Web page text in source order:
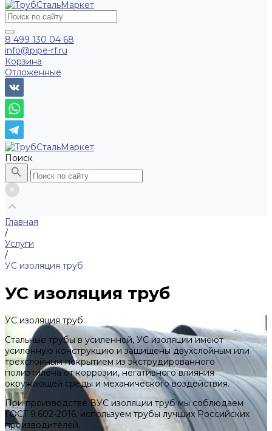
8 499 130 04 68
info@pipe-rf.ru
Корзина
Отложенные
Поиск
Главная
/
Услуги
/
УС изоляция труб
УС изоляция труб
УС изоляция труб
Стальные трубы в усиленной, УС изоляции имеют
усиленную конструкцию и защищены двухслойным или
трехслойным покрытием из экструдированного
полиэтилена от коррозии, негативного влияния
окружающей среды и механического воздействия.
При производстве ВУС изоляции труб мы соблюдаем
ГOCT 9.602-2016, используем трубы лучших Российских
производителей.